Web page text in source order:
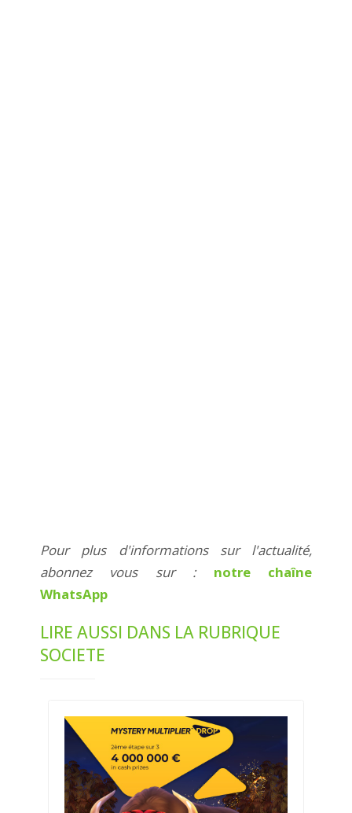
Pour plus d'informations sur l'actualité,
abonnez vous sur : notre chaîne
WhatsApp
LIRE AUSSI DANS LA RUBRIQUE
SOCIETE